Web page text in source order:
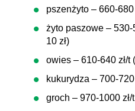
pszenżyto – 660-680
żyto paszowe – 530-
10 zł)
owies – 610-640 zł/t
kukurydza – 700-720
groch – 970-1000 zł/